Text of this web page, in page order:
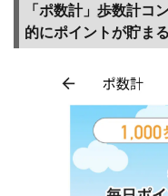
「ポ数計」歩数計コ
的にポイントが貯まる